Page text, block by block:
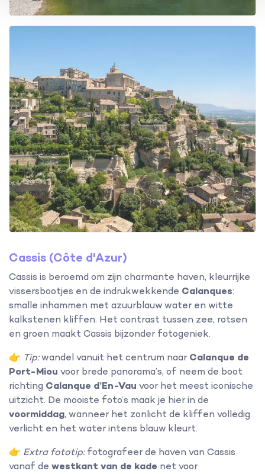
Cassis (Côte d'Azur)
Cassis is beroemd om zijn charmante haven, kleurrijke
vissersbootjes en de indrukwekkende Calanques:
smalle inhammen met azuurblauw water en witte
kalkstenen kliffen. Het contrast tussen zee, rotsen
en groen maakt Cassis bijzonder fotogeniek.
👉 Tip:wandel vanuit het centrum naar Calanque de
Port-Miou voor brede panorama’s, of neem de boot
richting Calanque d’En-Vau voor het meest iconische
uitzicht. De mooiste foto’s maak je hier in de
voormiddag, wanneer het zonlicht de kliffen volledig
verlicht en het water intens blauw kleurt.
👉 Extra fototip:fotografeer de haven van Cassis
vanaf de westkant van de kade net voor